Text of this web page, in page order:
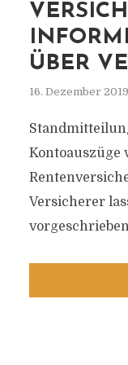
ÜBER
16. Dezember 2019
Kontoauszüge
Versicherer